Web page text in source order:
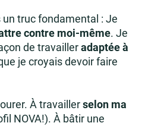
un truc fondamental : Je
contre moi-même. Je
de travailleradaptée à
je croyais devoir faire
À travaillerselon ma
NOVA!). À bâtir une